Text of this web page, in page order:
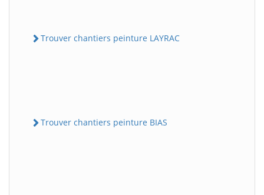
Trouver chantiers peinture LAYRAC
Trouver chantiers peinture BIAS